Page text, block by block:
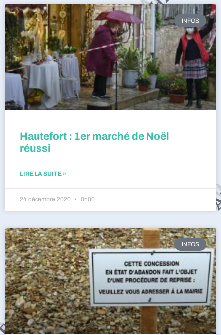
INFOS
Hautefort : 1er marché de Noël
réussi
LIRE LA SUITE »
24 décembre 2020 0h00
INFOS